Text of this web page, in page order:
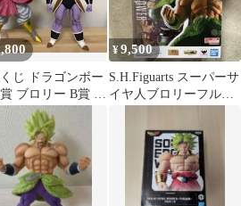
じ ドラゴンボー
ブロリー B賞 ギ
ー フィギュア
¥9,500
S.H.Figuarts スーパーサ
イヤ人ブロリーフルパ